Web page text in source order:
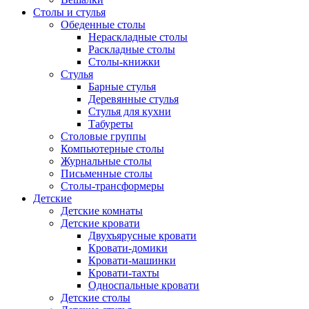
Столы и стулья
Обеденные столы
Нераскладные столы
Раскладные столы
Столы-книжки
Стулья
Барные стулья
Деревянные стулья
Стулья для кухни
Табуреты
Столовые группы
Компьютерные столы
Журнальные столы
Письменные столы
Столы-трансформеры
Детские
Детские комнаты
Детские кровати
Двухъярусные кровати
Кровати-домики
Кровати-машинки
Кровати-тахты
Односпальные кровати
Детские столы